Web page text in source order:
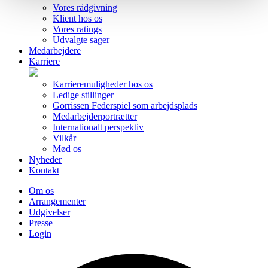
Vores rådgivning
Klient hos os
Vores ratings
Udvalgte sager
Medarbejdere
Karriere
Karrieremuligheder hos os
Ledige stillinger
Gorrissen Federspiel som arbejdsplads
Medarbejderportrætter
Internationalt perspektiv
Vilkår
Mød os
Nyheder
Kontakt
Om os
Arrangementer
Udgivelser
Presse
Login